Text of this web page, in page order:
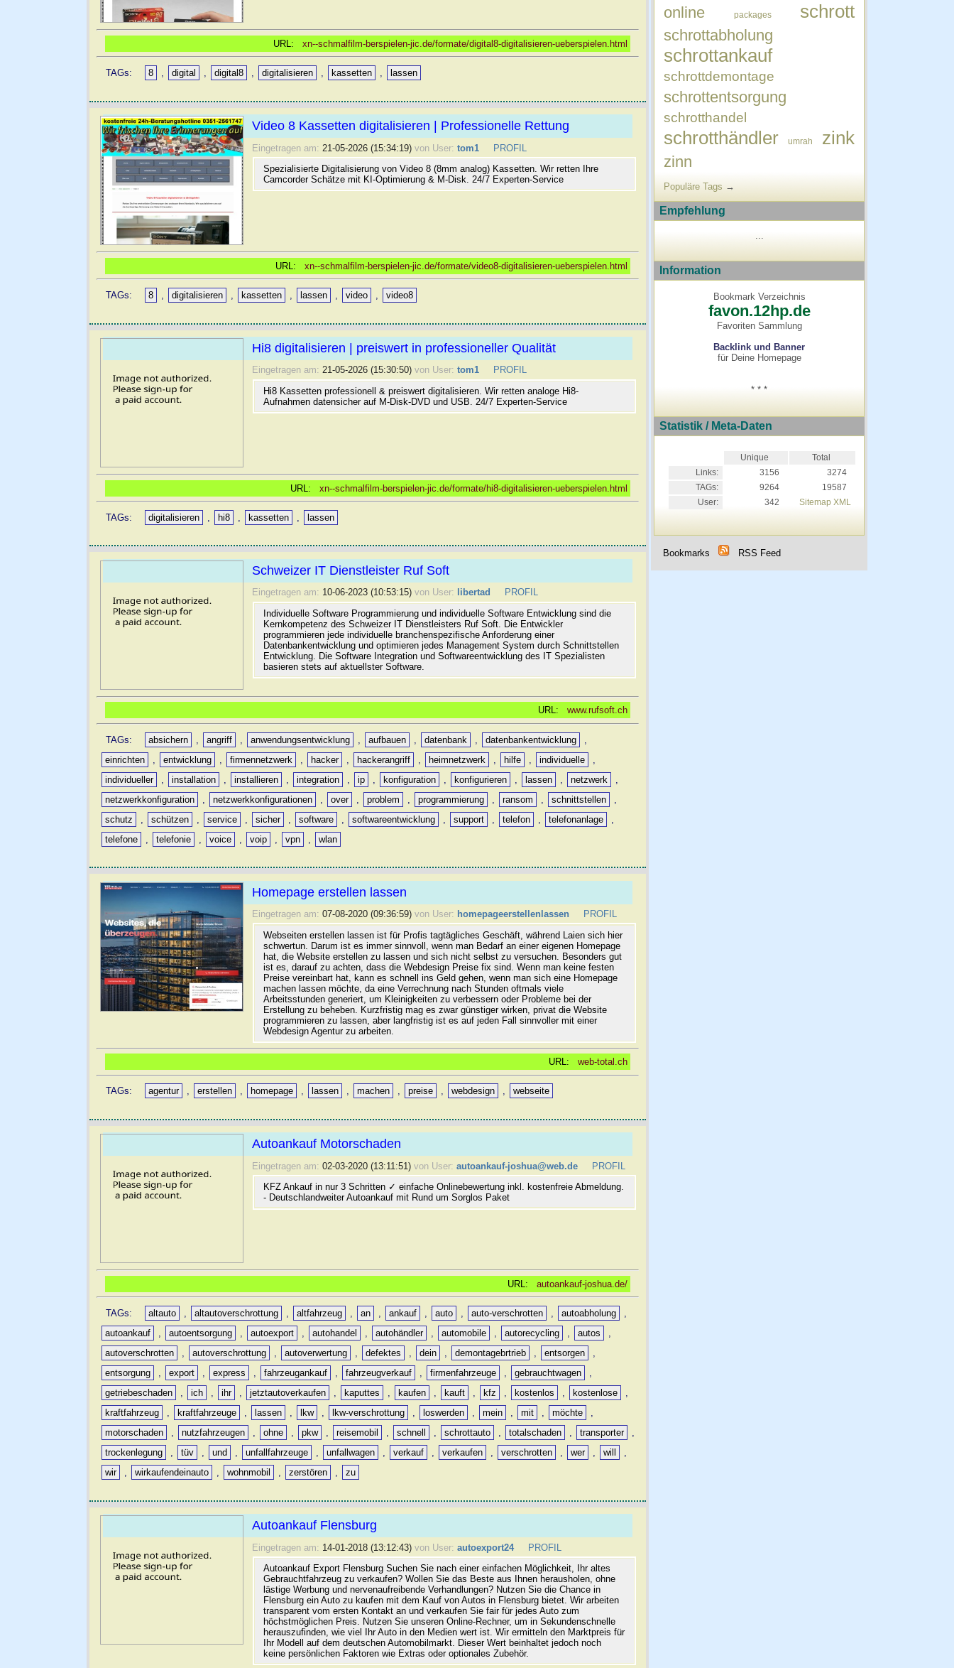
URL: xn--schmalfilm-berspielen-jic.de/formate/digital8-digitalisieren-ueberspielen.html
TAGs: 8 , digital , digital8 , digitalisieren , kassetten , lassen
Video 8 Kassetten digitalisieren | Professionelle Rettung
Eingetragen am: 21-05-2026 (15:34:19) von User: tom1
PROFIL
Spezialisierte Digitalisierung von Video 8 (8mm analog) Kassetten. Wir retten Ihre
Camcorder Schätze mit KI-Optimierung & M-Disk. 24/7 Experten-Service
URL: xn--schmalfilm-berspielen-jic.de/formate/video8-digitalisieren-ueberspielen.html
TAGs: 8 , digitalisieren , kassetten , lassen , video , video8
Hi8 digitalisieren | preiswert in professioneller Qualität
Eingetragen am: 21-05-2026 (15:30:50) von User: tom1
PROFIL
Hi8 Kassetten professionell & preiswert digitalisieren. Wir retten analoge Hi8-
Aufnahmen datensicher auf M-Disk-DVD und USB. 24/7 Experten-Service
URL: xn--schmalfilm-berspielen-jic.de/formate/hi8-digitalisieren-ueberspielen.html
TAGs: digitalisieren hi8 kassetten lassen
Schweizer IT Dienstleister Ruf Soft
Eingetragen am: 10-06-2023 (10:53:15) von User: libertad
PROFIL
Individuelle Software Programmierung und individuelle Software Entwicklung sind die
Kernkompetenz des Schweizer IT Dienstleisters Ruf Soft. Die Entwickler
programmieren jede individuelle branchenspezifische Anforderung einer
Datenbankentwicklung und optimieren jedes Management System durch Schnittstellen
Entwicklung. Die Software Integration und Softwareentwicklung des IT Spezialisten
basieren stets auf aktuellster Software.
URL: www.rufsoft.ch
TAGs: absichern angriff anwendungsentwicklung aufbauen datenbank datenbankentwicklung
einrichten
entwicklung firmennetzwerk hacker hackerangriff heimnetzwerk hilfe individuelle
individueller
installation installieren integration ip konfiguration konfigurieren lassen netzwerk
netzwerkkonfiguration
netzwerkkonfigurationen over problem programmierung ransom schnittstellen
schutz
schützen service sicher software softwareentwicklung support telefon telefonanlage
telefone
telefonie voice voip vpn wlan
Homepage erstellen lassen
Eingetragen am: 07-08-2020 (09:36:59) von User: homepageerstellenlassen
PROFIL
Webseiten erstellen lassen ist für Profis tagtägliches Geschäft, während Laien sich hier
schwertun. Darum ist es immer sinnvoll, wenn man Bedarf an einer eigenen Homepage
hat, die Website erstellen zu lassen und sich nicht selbst zu versuchen. Besonders gut
ist es, darauf zu achten, dass die Webdesign Preise fix sind. Wenn man keine festen
Preise vereinbart hat, kann es schnell ins Geld gehen, wenn man sich eine Homepage
machen lassen möchte, da eine Verrechnung nach Stunden oftmals viele
Arbeitsstunden generiert, um Kleinigkeiten zu verbessern oder Probleme bei der
Erstellung zu beheben. Kurzfristig mag es zwar günstiger wirken, privat die Website
programmieren zu lassen, aber langfristig ist es auf jeden Fall sinnvoller mit einer
Webdesign Agentur zu arbeiten.
URL: web-total.ch
TAGs: agentur , erstellen , homepage , lassen , machen , preise , webdesign , webseite
Autoankauf Motorschaden
Eingetragen am: 02-03-2020 (13:11:51) von User: autoankauf-joshua@web.de
PROFIL
KFZ Ankauf in nur 3 Schritten ✓ einfache Onlinebewertung inkl. kostenfreie Abmeldung.
- Deutschlandweiter Autoankauf mit Rund um Sorglos Paket
URL: autoankauf-joshua.de/
TAGs: altauto , altautoverschrottung , altfahrzeug , an , ankauf , auto , auto-verschrotten , autoabholung
,
autoankauf
, autoentsorgung , autoexport , autohandel , autohändler , automobile , autorecycling , autos
,
autoverschrotten
, autoverschrottung , autoverwertung , defektes , dein , demontagebrtrieb , entsorgen
,
entsorgung
, export , express , fahrzeugankauf , fahrzeugverkauf , firmenfahrzeuge , gebrauchtwagen
,
getriebeschaden
, ich , ihr , jetztautoverkaufen , kaputtes , kaufen , kauft , kfz , kostenlos , kostenlose
,
kraftfahrzeug
, kraftfahrzeuge , lassen , lkw , lkw-verschrottung , loswerden , mein , mit , möchte
,
motorschaden
, nutzfahrzeugen , ohne , pkw , reisemobil , schnell , schrottauto , totalschaden , transporter
,
trockenlegung
, tüv , und , unfallfahrzeuge , unfallwagen , verkauf , verkaufen , verschrotten , wer , will
,
wir
, wirkaufendeinauto , wohnmobil , zerstören , zu
Autoankauf Flensburg
Eingetragen am: 14-01-2018 (13:12:43) von User: autoexport24
PROFIL
Autoankauf Export Flensburg Suchen Sie nach einer einfachen Möglichkeit, Ihr altes
Gebrauchtfahrzeug zu verkaufen? Wollen Sie das Beste aus Ihnen herausholen, ohne
lästige Werbung und nervenaufreibende Verhandlungen? Nutzen Sie die Chance in
Flensburg ein Auto zu kaufen mit dem Kauf von Autos in Flensburg bietet. Wir arbeiten
transparent vom ersten Kontakt an und verkaufen Sie fair für jedes Auto zum
höchstmöglichen Preis. Nutzen Sie unseren Online-Rechner, um in Sekundenschnelle
herauszufinden, wie viel Ihr Auto in den Medien wert ist. Wir ermitteln den Marktpreis für
Ihr Modell auf dem deutschen Automobilmarkt. Dieser Wert beinhaltet jedoch noch
keine persönlichen Faktoren wie Extras oder optionales Zubehör.
online packages schrott
schrottabholung
schrottankauf
schrottdemontage
schrottentsorgung
schrotthandel
schrotthändler umrah zink
zinn
Populäre Tags →
Empfehlung
Information
Bookmark Verzeichnis
favon.12hp.de
Favoriten Sammlung
Backlink und Banner
für Deine Homepage
* * *
Statistik / Meta-Daten
Unique
Total
Links:
3156
3274
TAGs:
9264
19587
User:
342 Sitemap XML
Bookmarks RSS Feed